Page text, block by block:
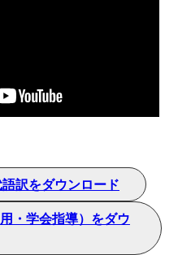
訳をダウンロード
・学会指導）をダウ